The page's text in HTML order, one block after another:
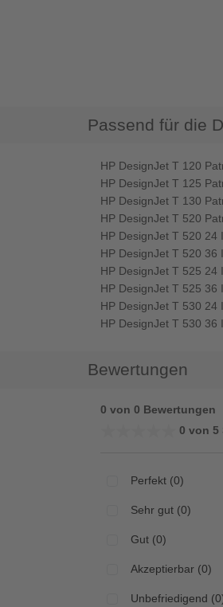
Passend für die
HP DesignJet T 120
HP DesignJet T 125
HP DesignJet T 130
HP DesignJet T 520
HP DesignJet T 520 24
HP DesignJet T 520 36
HP DesignJet T 525 24
HP DesignJet T 525 36
HP DesignJet T 530 24
HP DesignJet T 530 36
Bewertungen
0 von 0 Bewertungen
0 von 5
Perfekt (0)
Sehr gut (0)
Gut (0)
Akzeptierbar (0)
Unbefriedigend